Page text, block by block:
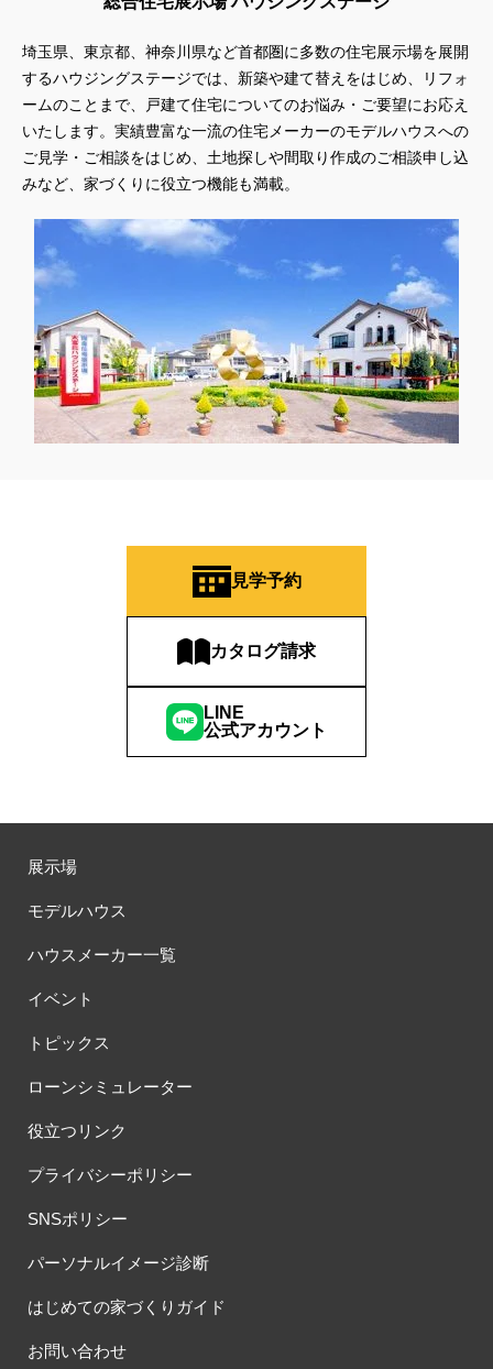
埼玉県、東京都、神奈川県など首都圏に多数の住宅展示場を展開
するハウジングステージでは、新築や建て替えをはじめ、リフォ
ームのことまで、戸建て住宅についてのお悩み・ご要望にお応え
いたします。実績豊富な一流の住宅メーカーのモデルハウスへの
ご見学・ご相談をはじめ、土地探しや間取り作成のご相談申し込
みなど、家づくりに役立つ機能も満載。
見学予約
カタログ請求
LINE
公式アカウント
展示場
モデルハウス
ハウスメーカー一覧
イベント
トピックス
ローンシミュレーター
役立つリンク
プライバシーポリシー
SNSポリシー
パーソナルイメージ診断
はじめての家づくりガイド
お問い合わせ